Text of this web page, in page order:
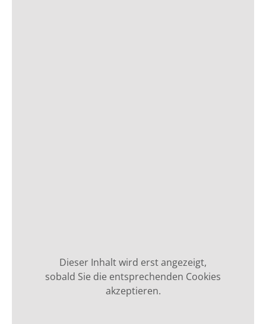
Dieser Inhalt wird erst angezeigt,
sobald Sie die entsprechenden Cookies
akzeptieren.